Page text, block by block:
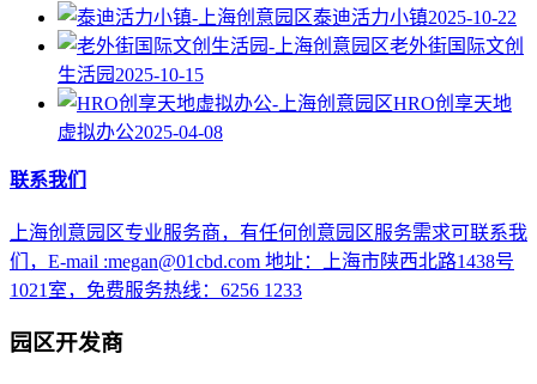
泰迪活力小镇2025-10-22
老外街国际文创
生活园 2025-10-15
HRO创享天地
虚拟办公2025-04-08
联系我们
上海创意园区专业服务商，有任何创意园区服务需求可联系我
们，E-mail :megan@01cbd.com 地址：上海市陕西北路1438号
1021室，免费服务热线：6256 1233
园区开发商